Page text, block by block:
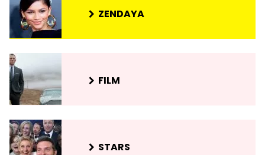
ZENDAYA
FILM
STARS